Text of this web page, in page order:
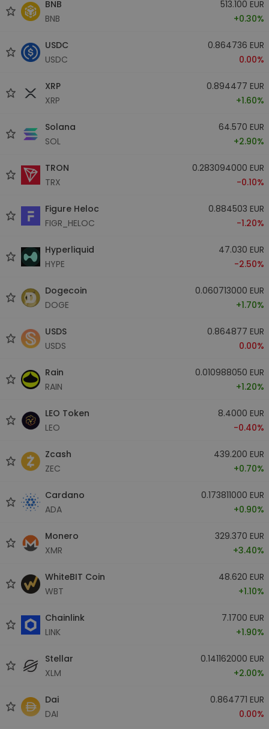
BNB
BNB
513.100 EUR
+0.30%
USDC
USDC
0.864736 EUR
0.00%
XRP
XRP
0.894477 EUR
+1.60%
Solana
SOL
64.570 EUR
+2.90%
TRON
TRX
0.283094000 EUR
-0.10%
Figure Heloc
FIGR_HELOC
0.884503 EUR
-1.20%
Hyperliquid
HYPE
47.030 EUR
-2.50%
Dogecoin
DOGE
0.060713000 EUR
+1.70%
USDS
USDS
0.864877 EUR
0.00%
Rain
RAIN
0.010988050 EUR
+1.20%
LEO Token
LEO
8.4000 EUR
-0.40%
Zcash
ZEC
439.200 EUR
+0.70%
Cardano
ADA
0.173811000 EUR
+0.90%
Monero
XMR
329.370 EUR
+3.40%
WhiteBIT Coin
WBT
48.620 EUR
+1.10%
Chainlink
LINK
7.1700 EUR
+1.90%
Stellar
XLM
0.141162000 EUR
+2.00%
Dai
DAI
0.864771 EUR
0.00%